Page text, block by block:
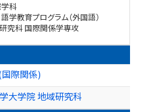
科
学教育プログラム（外国語）
究科 国際関係学専攻
際関係)
大学院 地域研究科